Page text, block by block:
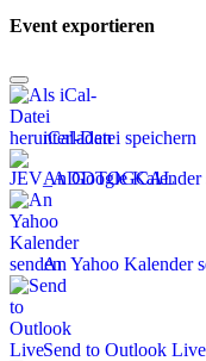
Event exportieren
iCal-Datei speichern
An Google Kalender
An Yahoo Kalender
Send to Outlook Live